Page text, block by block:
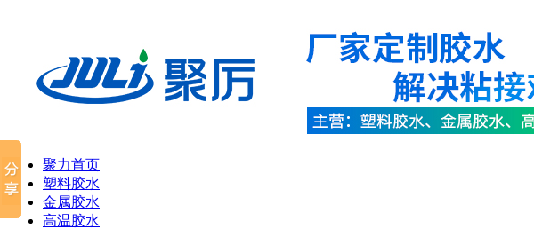
聚力首页
塑料胶水
金属胶水
高温胶水